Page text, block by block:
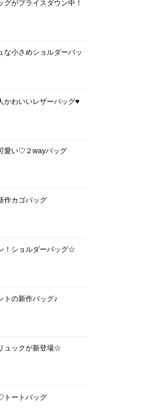
グがプライスダウン中！
な小さめショルダーバッ
かわいいレザーバッグ♥
愛い♡２wayバッグ
作カゴバッグ
！ショルダーバッグ☆
トの新作バッグ♪
ュックが新登場☆
トートバッグ